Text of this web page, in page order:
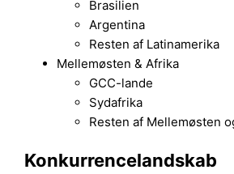
Brasilien
Argentina
Resten af Latinamerika
Mellemøsten & Afrika
GCC-lande
Sydafrika
Resten af Mellemøsten
Konkurrencelandskab